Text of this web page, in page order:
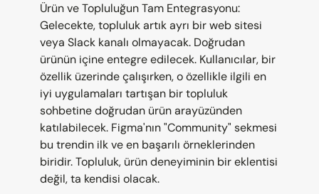
Ürün ve Topluluğun Tam Entegrasyonu:
Gelecekte, topluluk artık ayrı bir web sitesi
veya Slack kanalı olmayacak. Doğrudan
ürünün içine entegre edilecek. Kullanıcılar, bir
özellik üzerinde çalışırken, o özellikle ilgili en
iyi uygulamaları tartışan bir topluluk
sohbetine doğrudan ürün arayüzünden
katılabilecek. Figma'nın "Community" sekmesi
bu trendin ilk ve en başarılı örneklerinden
biridir. Topluluk, ürün deneyiminin bir eklentisi
değil, ta kendisi olacak.